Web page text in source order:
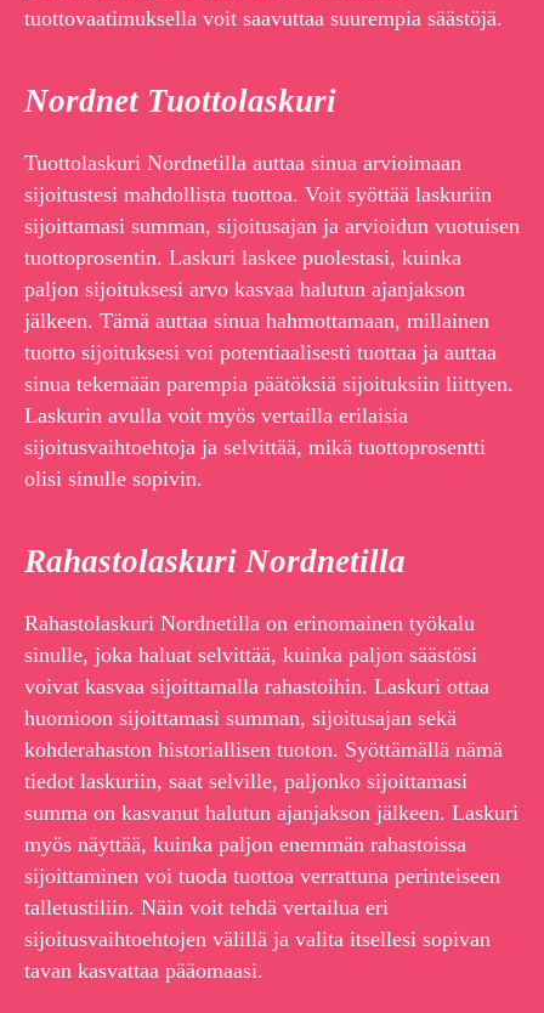
tuottovaatimuksella voit saavuttaa suurempia säästöjä.
Nordnet Tuottolaskuri
Tuottolaskuri Nordnetilla auttaa sinua arvioimaan
sijoitustesi mahdollista tuottoa. Voit syöttää laskuriin
sijoittamasi summan, sijoitusajan ja arvioidun vuotuisen
tuottoprosentin. Laskuri laskee puolestasi, kuinka
paljon sijoituksesi arvo kasvaa halutun ajanjakson
jälkeen. Tämä auttaa sinua hahmottamaan, millainen
tuotto sijoituksesi voi potentiaalisesti tuottaa ja auttaa
sinua tekemään parempia päätöksiä sijoituksiin liittyen.
Laskurin avulla voit myös vertailla erilaisia
sijoitusvaihtoehtoja ja selvittää, mikä tuottoprosentti
olisi sinulle sopivin.
Rahastolaskuri Nordnetilla
Rahastolaskuri Nordnetilla on erinomainen työkalu
sinulle, joka haluat selvittää, kuinka paljon säästösi
voivat kasvaa sijoittamalla rahastoihin. Laskuri ottaa
huomioon sijoittamasi summan, sijoitusajan sekä
kohderahaston historiallisen tuoton. Syöttämällä nämä
tiedot laskuriin, saat selville, paljonko sijoittamasi
summa on kasvanut halutun ajanjakson jälkeen. Laskuri
myös näyttää, kuinka paljon enemmän rahastoissa
sijoittaminen voi tuoda tuottoa verrattuna perinteiseen
talletustiliin. Näin voit tehdä vertailua eri
sijoitusvaihtoehtojen välillä ja valita itsellesi sopivan
tavan kasvattaa pääomaasi.